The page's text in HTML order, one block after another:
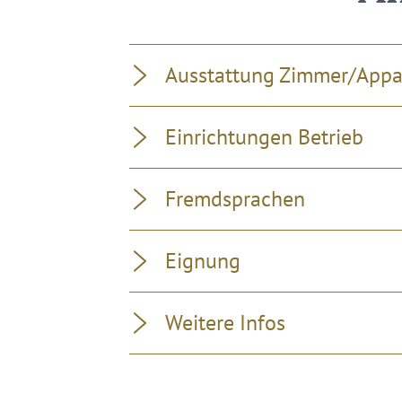
Ausstattung Zimmer/
Einrichtungen Betrieb
Fremdsprachen
Eignung
Weitere Infos